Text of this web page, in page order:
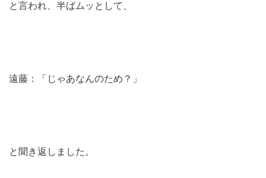
と言われ、半ばムッとして、
遠藤：「じゃあなんのため？」
と聞き返しました。